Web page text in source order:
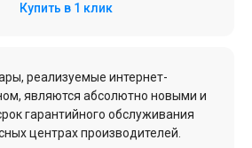
Купить в 1 клик
реализуемые интернет-
являются абсолютно новыми и
гарантийного обслуживания
центрах производителей.